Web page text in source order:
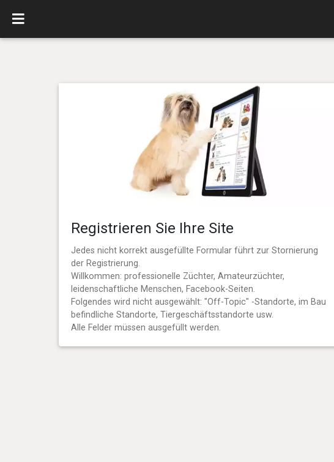
Registrieren Sie Ihre Site
Jedes nicht korrekt ausgefüllte Formular führt zur Stornierung
der Registrierung.
Willkommen: professionelle Züchter, Amateurzüchter,
leidenschaftliche Menschen, Facebook-Seiten.
Folgendes wird nicht ausgewählt: "Off-Topic" -Standorte, im Bau
befindliche Standorte, Tiergeschäftsstandorte usw.
Alle Felder müssen ausgefüllt werden.